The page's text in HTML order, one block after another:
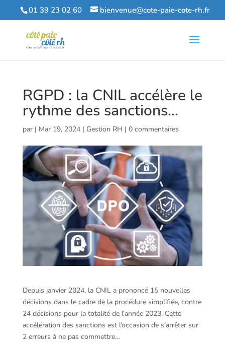
01 39 23 02 60 bienvenue@cote-paie-cote-rh.fr
RGPD : la CNIL accélère le
rythme des sanctions…
par | Mar 19, 2024| Gestion RH | 0 commentaires
Depuis janvier 2024, la CNIL a prononcé 15 nouvelles
décisions dans le cadre de la procédure simplifiée, contre
24 décisions pour la totalité de l’année 2023. Cette
accélération des sanctions est l’occasion de s’arrêter sur
2 erreurs à ne pas commettre…